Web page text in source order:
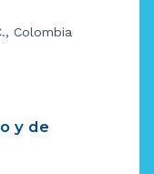
Colombia
y de